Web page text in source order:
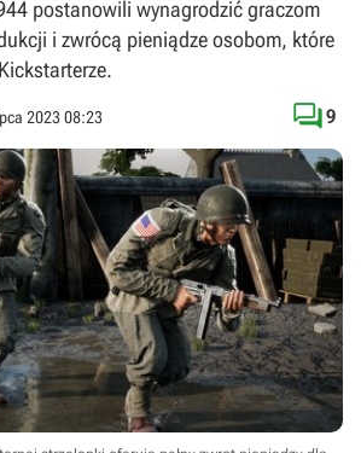
postanowili wynagrodzić graczom
i zwrócą pieniądze osobom, które
2023 08:23 9